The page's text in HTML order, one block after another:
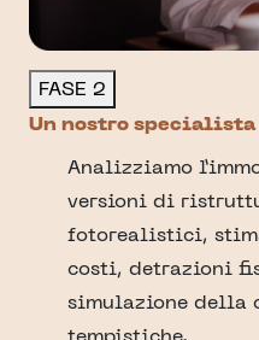
FASE 2
Un nostro
Analizziamo
versioni di
fotorealistici,
costi, detrazioni
simulazione della